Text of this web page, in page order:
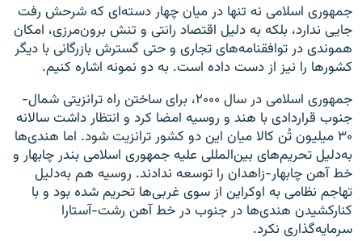
جمهوری اسلامی نه تنها در میان چهار دسته‌ای که شرحش رفت
جایی ندارد، بلکه به دلیل اقتصاد رانتی و تنش برون‌مرزی، امکان
هموندی در توافقنامه‌های تجاری و حتی گسترش بازرگانی با دیگر
کشورها را نیز از دست داده است. به دو نمونه اشاره کنیم.
جمهوری اسلامی در سال ۲۰۰۰، برای ساختن راه ترانزیتی شمال‌-
جنوب قراردادی با هند و روسیه امضا کرد و انتظار داشت سالانه
۳۰ میلیون تُن کالا میان این دو کشور ترانزیت شود. اما هندی‌ها
به‌دلیل تحریم‌های بین‌المللی علیه جمهوری اسلامی بندر چابهار و
خط آهن چابهار-‌زاهدان را توسعه ندادند. روسیه هم به‌دلیل
تهاجم نظامی به اوکراین از سوی غربی‌ها تحریم‌ شده بود و با
کنارکشیدن هندی‌ها در جنوب در خط آهن رشت-‌آستارا
سرمایه‌گذاری نکرد.